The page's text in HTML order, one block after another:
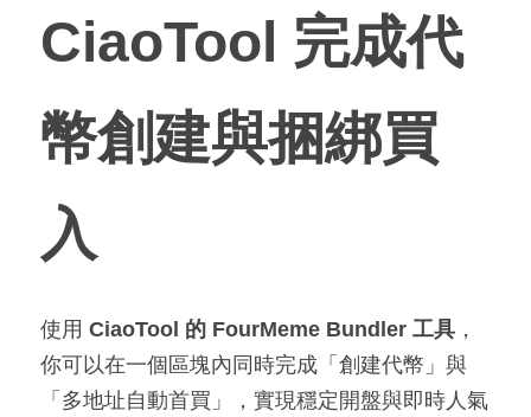
CiaoTool 完成代
幣創建與捆綁買
入
使用 CiaoTool 的 FourMeme Bundler 工具 ，
你可以在一個區塊內同時完成「創建代幣」與
「多地址自動首買」，實現穩定開盤與即時人氣